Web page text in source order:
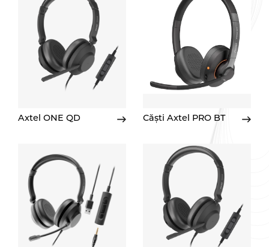
Axtel ONE QD Căști Axtel PRO BT